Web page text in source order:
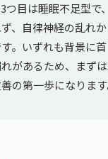
つ目は睡眠不足型で
、自律神経の乱れ
。いずれも背景に
があるため、まず
の第一歩になります